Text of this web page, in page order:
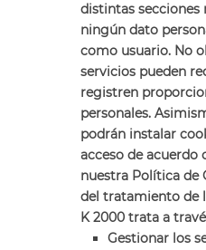
distintas secciones
ningún dato
como usuario. No
servicios pueden
registren
personales.
podrán instalar
acceso de acuerdo
nuestra Política de
del tratamiento de
K 2000 trata a
Gestionar los